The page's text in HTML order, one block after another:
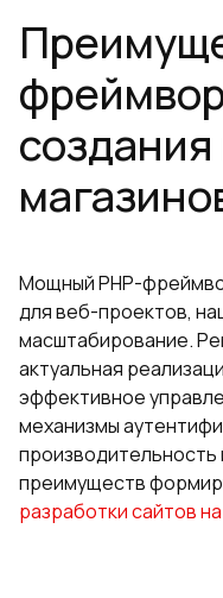
Мощный PHP-
для веб-проектов,
масштабирование.
актуальная
эффективное
механизмы
преимуществ
разработки сайтов